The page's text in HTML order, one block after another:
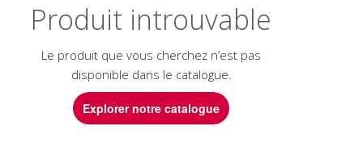
Produit introuvable
Le produit que vous cherchez n’est pas
disponible dans le catalogue.
Explorer notre catalogue